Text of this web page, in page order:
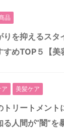
品
りを抑えるスタ
すめTOP５【美
ア 美髪ケア
トリートメント
る人間が“闇”を